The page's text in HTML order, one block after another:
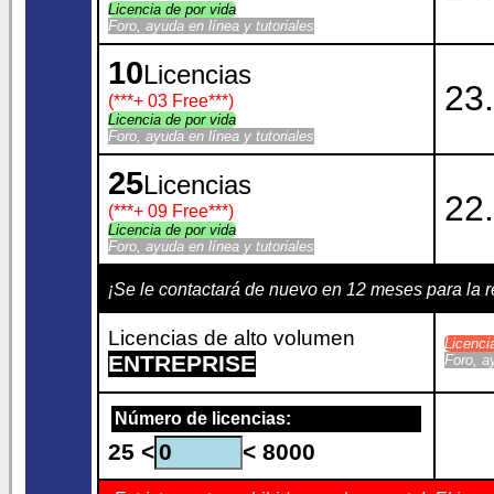
Licencia de por vida
Foro, ayuda en línea y tutoriales
10Licencias
(***+ 03 Free***)
Licencia de por vida
Foro, ayuda en línea y tutoriales
23.
25Licencias
(***+ 09 Free***)
Licencia de por vida
Foro, ayuda en línea y tutoriales
22.
¡Se le contactará de nuevo en 12 meses para
Licencias de alto volumen
ENTREPRISE
Foro,
Número de licencias:
25 < < 8000